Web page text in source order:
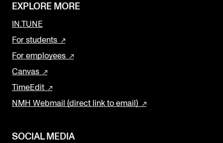
EXPLORE MORE
IN.TUNE
For students
For employees
Canvas
TimeEdit
NMH Webmail (direct link to email)
SOCIAL MEDIA